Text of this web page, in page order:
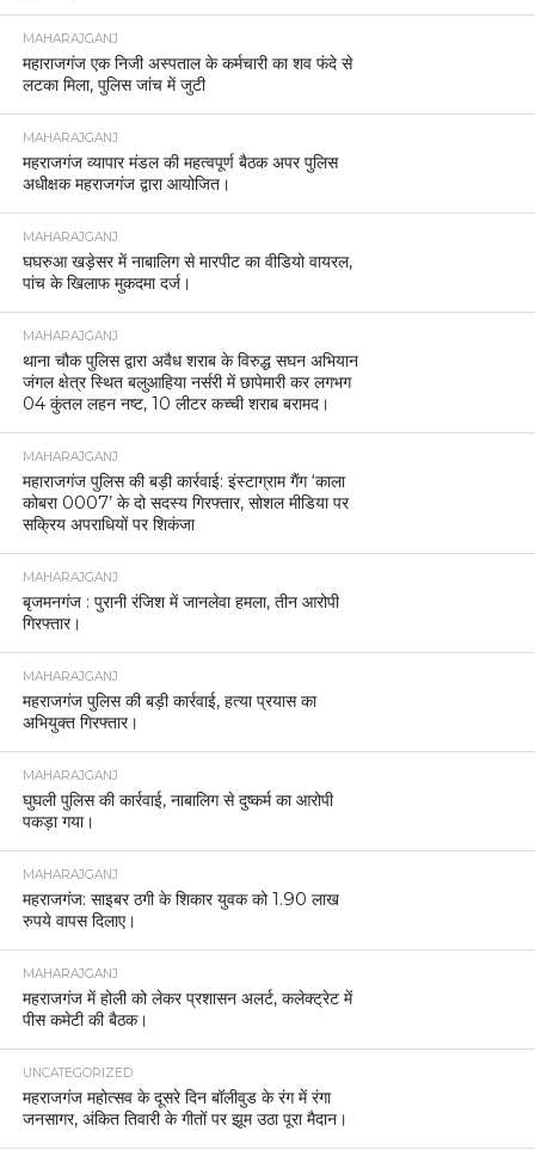
MAHARAJGANJ
महाराजगंज एक निजी अस्पताल के कर्मचारी का शव फंदे से
लटका मिला, पुलिस जांच में जुटी
MAHARAJGANJ
महराजगंज व्यापार मंडल की महत्वपूर्ण बैठक अपर पुलिस
अधीक्षक महराजगंज द्वारा आयोजित।
MAHARAJGANJ
घघरुआ खड़ेसर में नाबालिग से मारपीट का वीडियो वायरल,
पांच के खिलाफ मुकदमा दर्ज।
MAHARAJGANJ
थाना चौक पुलिस द्वारा अवैध शराब के विरुद्ध सघन अभियान
जंगल क्षेत्र स्थित बलुआहिया नर्सरी में छापेमारी कर लगभग
04 कुंतल लहन नष्ट, 10 लीटर कच्ची शराब बरामद।
MAHARAJGANJ
महाराजगंज पुलिस की बड़ी कार्रवाई: इंस्टाग्राम गैंग ‘काला
कोबरा 0007’ के दो सदस्य गिरफ्तार, सोशल मीडिया पर
सक्रिय अपराधियों पर शिकंजा
MAHARAJGANJ
बृजमनगंज : पुरानी रंजिश में जानलेवा हमला, तीन आरोपी
गिरफ्तार।
MAHARAJGANJ
महराजगंज पुलिस की बड़ी कार्रवाई, हत्या प्रयास का
अभियुक्त गिरफ्तार।
MAHARAJGANJ
घुघली पुलिस की कार्रवाई, नाबालिग से दुष्कर्म का आरोपी
पकड़ा गया।
MAHARAJGANJ
महराजगंज: साइबर ठगी के शिकार युवक को 1.90 लाख
रुपये वापस दिलाए।
MAHARAJGANJ
महराजगंज में होली को लेकर प्रशासन अलर्ट, कलेक्ट्रेट में
पीस कमेटी की बैठक।
UNCATEGORIZED
महराजगंज महोत्सव के दूसरे दिन बॉलीवुड के रंग में रंगा
जनसागर, अंकित तिवारी के गीतों पर झूम उठा पूरा मैदान।